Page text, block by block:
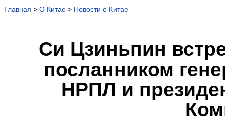
Главная > О Китае > Новости о Китае
Си Цзиньпин
посланником
НРПЛ и